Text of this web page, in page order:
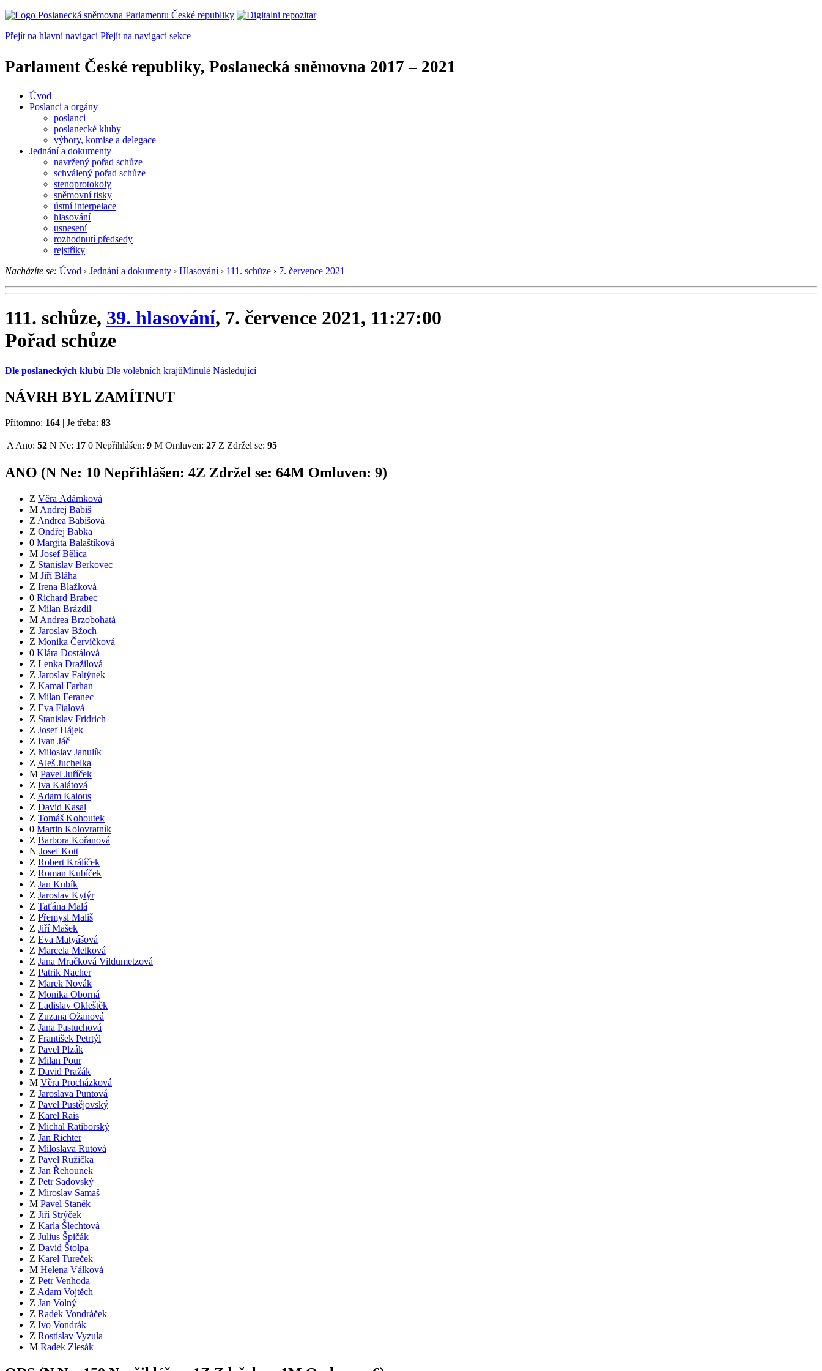
Přejít na hlavní navigaci Přejít na navigaci sekce
Parlament České republiky, Poslanecká sněmovna 2017 – 2021
Úvod
Poslanci a orgány
poslanci
poslanecké kluby
výbory, komise a delegace
Jednání a dokumenty
navržený pořad schůze
schválený pořad schůze
stenoprotokoly
sněmovní tisky
ústní interpelace
hlasování
usnesení
rozhodnutí předsedy
rejstříky
Nacházíte se: Úvod › Jednání a dokumenty › Hlasování › 111. schůze › 7. července 2021
111. schůze, 39. hlasování, 7. července 2021, 11:27:00
Pořad schůze
Dle poslaneckých klubů Dle volebních krajůMinulé Následující
NÁVRH BYL ZAMÍTNUT
Přítomno: 164 | Je třeba: 83
A Ano: 52 N Ne: 17 0 Nepřihlášen: 9 M Omluven: 27 Z Zdržel se: 95
ANO (N Ne: 10 Nepřihlášen: 4Z Zdržel se: 64M Omluven: 9)
Z Věra Adámková
M Andrej Babiš
Z Andrea Babišová
Z Ondřej Babka
0 Margita Balaštíková
M Josef Bělica
Z Stanislav Berkovec
M Jiří Bláha
Z Irena Blažková
0 Richard Brabec
Z Milan Brázdil
M Andrea Brzobohatá
Z Jaroslav Bžoch
Z Monika Červíčková
0 Klára Dostálová
Z Lenka Dražilová
Z Jaroslav Faltýnek
Z Kamal Farhan
Z Milan Feranec
Z Eva Fialová
Z Stanislav Fridrich
Z Josef Hájek
Z Ivan Jáč
Z Miloslav Janulík
Z Aleš Juchelka
M Pavel Juříček
Z Iva Kalátová
Z Adam Kalous
Z David Kasal
Z Tomáš Kohoutek
0 Martin Kolovratník
Z Barbora Kořanová
N Josef Kott
Z Robert Králíček
Z Roman Kubíček
Z Jan Kubík
Z Jaroslav Kytýr
Z Taťána Malá
Z Přemysl Mališ
Z Jiří Mašek
Z Eva Matyášová
Z Marcela Melková
Z Jana Mračková Vildumetzová
Z Patrik Nacher
Z Marek Novák
Z Monika Oborná
Z Ladislav Okleštěk
Z Zuzana Ožanová
Z Jana Pastuchová
Z František Petrtýl
Z Pavel Plzák
Z Milan Pour
Z David Pražák
M Věra Procházková
Z Jaroslava Puntová
Z Pavel Pustějovský
Z Karel Rais
Z Michal Ratiborský
Z Jan Richter
Z Miloslava Rutová
Z Pavel Růžička
Z Jan Řehounek
Z Petr Sadovský
Z Miroslav Samaš
M Pavel Staněk
Z Jiří Strýček
Z Karla Šlechtová
Z Julius Špičák
Z David Štolpa
Z Karel Tureček
M Helena Válková
Z Petr Venhoda
Z Adam Vojtěch
Z Jan Volný
Z Radek Vondráček
Z Ivo Vondrák
Z Rostislav Vyzula
M Radek Zlesák